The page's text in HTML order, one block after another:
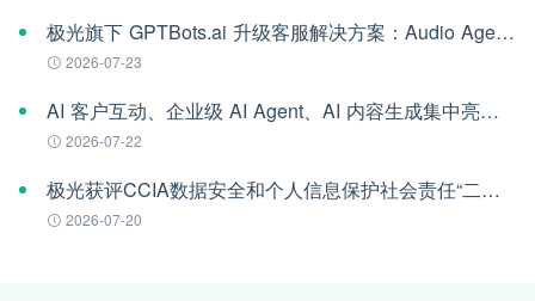
极光旗下 GPTBots.ai 升级客服解决方案：Audio Agent 打通企业通信线路，LINE 客服插件 2.0 同步上线
2026-07-23
AI 客户互动、企业级 AI Agent、AI 内容生成集中亮相！极光旗下EngageLab WAIC 2026 现场回顾
2026-07-22
极光获评CCIA数据安全和个人信息保护社会责任“二星级”单位
2026-07-20